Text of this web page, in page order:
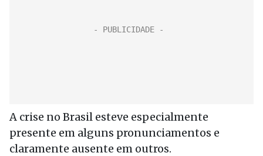
A crise no Brasil esteve especialmente
presente em alguns pronunciamentos e
claramente ausente em outros.